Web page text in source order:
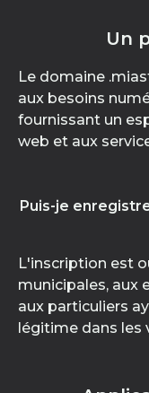
Un
Le domaine
aux besoins
fournissant un
web et aux
Puis-je
L'inscription est
municipales, aux
aux particuliers
légitime dans les